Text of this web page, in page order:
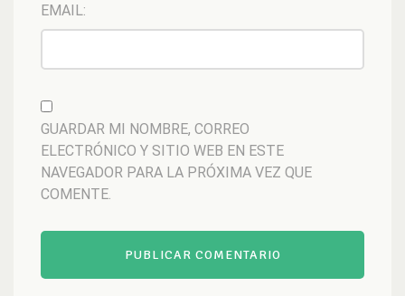
EMAIL:
GUARDAR MI NOMBRE, CORREO
ELECTRÓNICO Y SITIO WEB EN ESTE
NAVEGADOR PARA LA PRÓXIMA VEZ QUE
COMENTE.